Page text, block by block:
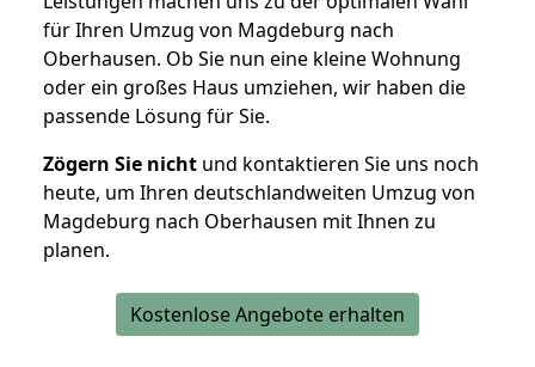
für Ihren Umzug von Magdeburg nach
Oberhausen. Ob Sie nun eine kleine Wohnung
oder ein großes Haus umziehen, wir haben die
passende Lösung für Sie.
Zögern Sie nicht und kontaktieren Sie uns noch
heute, um Ihren deutschlandweiten Umzug von
Magdeburg nach Oberhausen mit Ihnen zu
planen.
Kostenlose Angebote erhalten